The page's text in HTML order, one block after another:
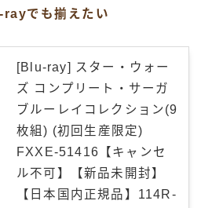
でも揃えたい
[Blu-ray] スター・ウォー
ズ コンプリート・サーガ
ブルーレイコレクション(9
枚組) (初回生産限定)
FXXE-51416【キャンセ
ル不可】【新品未開封】
【日本国内正規品】114R-